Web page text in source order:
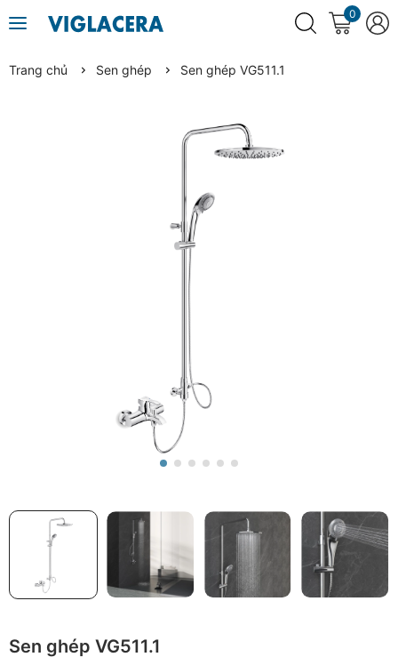
0
Trang chủ Sen ghép Sen ghép VG511.1
Sen ghép VG511.1